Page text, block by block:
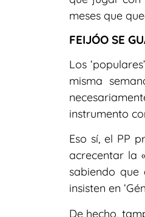
meses que
FEIJÓO SE
Los
misma
instrumento
Eso sí, el PP
acrecentar la
sabiendo que
insisten en
De hecho,